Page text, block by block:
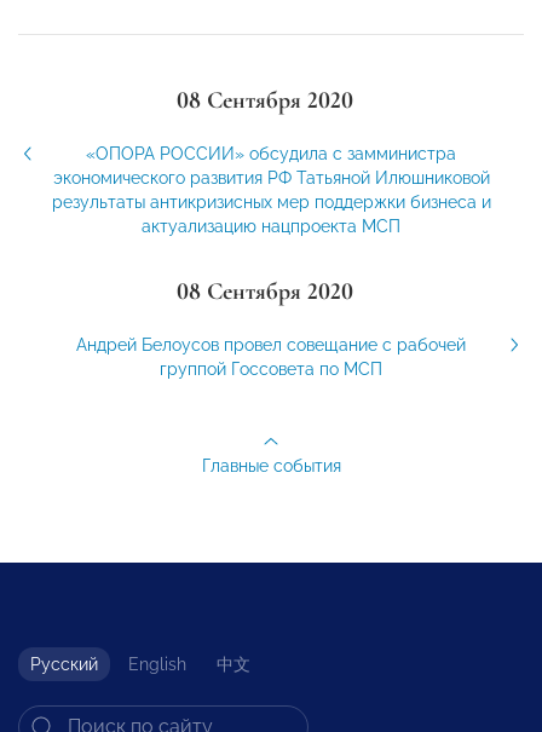
08 Сентября 2020
«ОПОРА РОССИИ» обсудила с замминистра
экономического развития РФ Татьяной Илюшниковой
результаты антикризисных мер поддержки бизнеса и
актуализацию нацпроекта МСП
08 Сентября 2020
Андрей Белоусов провел совещание с рабочей
группой Госсовета по МСП
Главные события
Русский English 中文